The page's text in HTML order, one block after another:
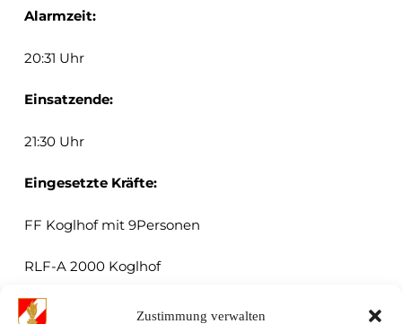
Zustimmung verwalten
Alarmzeit:
20:31 Uhr
Einsatzende:
21:30 Uhr
Eingesetzte Kräfte:
FF Koglhof mit 9Personen
RLF-A 2000 Koglhof
Fotos: